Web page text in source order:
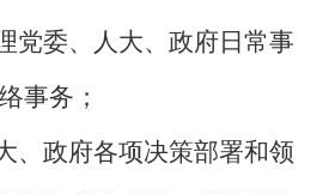
党委、人大、政府日常事
事务；
、政府各项决策部署和领